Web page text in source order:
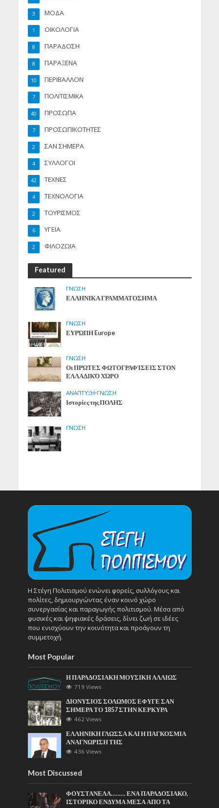
ΜΟΔΑ
3
ΟΙΚΟΛΟΓΙΑ
1
ΠΑΡΑΔΟΣΗ
8
ΠΑΡΑΞΕΝΑ
8
ΠΕΡΙΒΑΛΛΟΝ
10
ΠΟΛΙΤΙΣΜΙΚΑ
7
ΠΡΟΣΩΠΑ
40
ΠΡΟΣΩΠΙΚΟΤΗΤΕΣ
7
ΣΑΝ ΣΗΜΕΡΑ
2
ΣΥΛΛΟΓΟΙ
4
ΤΕΧΝΕΣ
42
ΤΕΧΝΟΛΟΓΙΑ
4
ΤΟΥΡΙΣΜΟΣ
2
ΥΓΕΙΑ
6
ΦΙΛΟΖΩΪΑ
2
Featured
ΓΝΩΣΗ
ΕΛΛΗΝΙΚΑ ΓΡΑΜΜΑΤΟΣΗΜΑ
ΓΝΩΣΗ
ΕΥΡΏΠΗ Europe
ΓΝΩΣΗ
Οι ΠΡΏΤΕΣ ΦΩΤΟΓΡΑΦΊΣΕΙΣ ΣΤΟΝ
ΕΛΛΑΔΙΚΌ ΧΏΡΟ
ΑΝΑΠΤΥΞΗ•ΓΝΩΣΗ
Ιστορίες της ΠΟΛΗΣ
ΓΝΩΣΗ
Η Στέγη Πολιτισμού ενώνει φορείς, συλλόγους και
πολίτες, δημιουργώντας έναν κοινό χώρο
συνεργασίας και παραγωγής πολιτισμού. Μέσα από
φυσικές και ψηφιακές δράσεις, δίνει ζωή σε ιδέες
που ενισχύουν την κοινότητα και προάγουν τη
συμμετοχή.
Most Popular
Η ΠΑΡΑΔΟΣΙΑΚΗ ΜΟΥΣΙΚΗ ΑΛΛΙΩΣ
719 Views
ΔΙΟΝΥΣΙΟΣ ΣΟΛΩΜΟΣ ΕΦΥΓΕ ΣΑΝ
ΣΗΜΕΡΑ ΤΟ 1857 ΣΤΗΝ ΚΕΡΚΥΡΑ
462 Views
ΕΛΛΗΝΙΚΗ ΓΛΩΣΣΑ ΚΑΙ Η ΠΑΓΚΟΣΜΙΑ
ΑΝΑΓΝΩΡΙΣΗ ΤΗΣ
436 Views
Most Discussed
ΦΟΥΣΤΑΝΕΛΑ……… ΕΝΑ ΠΑΡΑΔΟΣΙΑΚΟ,
ΙΣΤΟΡΙΚΟ ΕΝΔΥΜΑ ΜΕΣΑ ΑΠΟ ΤΑ